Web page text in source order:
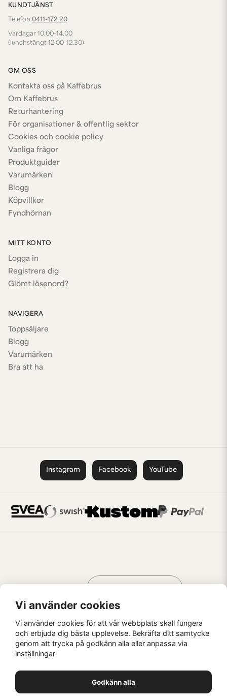
KUNDTJÄNST
Telefon 0411-172 20
Vardagar 10.00-14.00
(lunchstängt 12.00-12.30)
OM OSS
Kontakta oss på Kaffebrus
Om Kaffebrus
Returhantering
För organisationer & offentlig sektor
Cookies och cookie policy
Vanliga frågor
Produktguider
Varumärken
Blogg
Köpvillkor
Fyndhörnan
MITT KONTO
Logga in
Registrera dig
Glömt lösenord?
NAVIGERA
Toppsäljare
Blogg
Varumärken
Bra att ha
Instagram Facebook YouTube
Kaffebrus AB, Förskeppsgatan 2, 271 55 Ystad
AV KREATÖRER
Vi använder cookies
Vi använder cookies för att vår webbplats skall fungera
och erbjuda dig bästa upplevelse. Bekräfta ditt samtycke
genom att trycka på godkänn alla eller anpassa via
inställningar
Godkänn alla